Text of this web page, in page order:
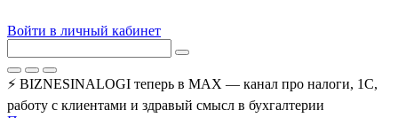
Войти в личный кабинет
⚡ BIZNESINALOGI теперь в MAX — канал про налоги, 1С,
работу с клиентами и здравый смысл в бухгалтерии